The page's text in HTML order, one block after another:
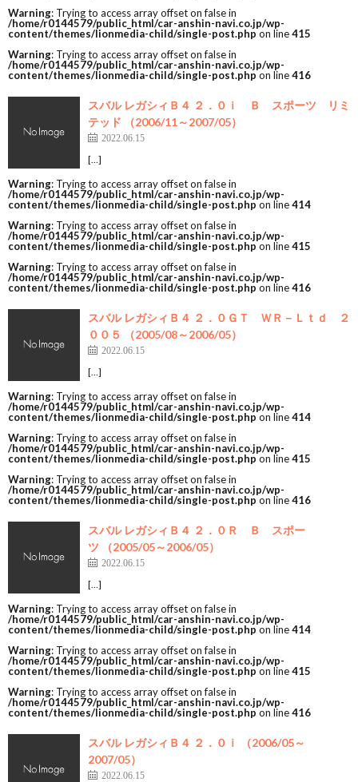
Warning: Trying to access array offset on false in
/home/r0144579/public_html/car-anshin-navi.co.jp/wp-
content/themes/lionmedia-child/single-post.php on line415
Warning: Trying to access array offset on false in
/home/r0144579/public_html/car-anshin-navi.co.jp/wp-
content/themes/lionmedia-child/single-post.php on line416
スバル レガシィＢ４ ２．０ｉ Ｂ スポーツ リミ
テッド （2006/11～2007/05）
2022.06.15
[…]
Warning: Trying to access array offset on false in
/home/r0144579/public_html/car-anshin-navi.co.jp/wp-
content/themes/lionmedia-child/single-post.php on line414
Warning: Trying to access array offset on false in
/home/r0144579/public_html/car-anshin-navi.co.jp/wp-
content/themes/lionmedia-child/single-post.php on line415
Warning: Trying to access array offset on false in
/home/r0144579/public_html/car-anshin-navi.co.jp/wp-
content/themes/lionmedia-child/single-post.php on line416
スバル レガシィＢ４ ２．０ＧＴ ＷＲ－Ｌｔｄ ２
００５ （2005/08～2006/05）
2022.06.15
[…]
Warning: Trying to access array offset on false in
/home/r0144579/public_html/car-anshin-navi.co.jp/wp-
content/themes/lionmedia-child/single-post.php on line414
Warning: Trying to access array offset on false in
/home/r0144579/public_html/car-anshin-navi.co.jp/wp-
content/themes/lionmedia-child/single-post.php on line415
Warning: Trying to access array offset on false in
/home/r0144579/public_html/car-anshin-navi.co.jp/wp-
content/themes/lionmedia-child/single-post.php on line416
スバル レガシィＢ４ ２．０Ｒ Ｂ スポー
ツ （2005/05～2006/05）
2022.06.15
[…]
Warning: Trying to access array offset on false in
/home/r0144579/public_html/car-anshin-navi.co.jp/wp-
content/themes/lionmedia-child/single-post.php on line414
Warning: Trying to access array offset on false in
/home/r0144579/public_html/car-anshin-navi.co.jp/wp-
content/themes/lionmedia-child/single-post.php on line415
Warning: Trying to access array offset on false in
/home/r0144579/public_html/car-anshin-navi.co.jp/wp-
content/themes/lionmedia-child/single-post.php on line416
スバル レガシィＢ４ ２．０ｉ （2006/05～
2007/05）
2022.06.15